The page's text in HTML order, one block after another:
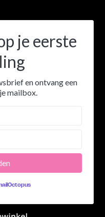
je eerste
en ontvang een
mailbox.